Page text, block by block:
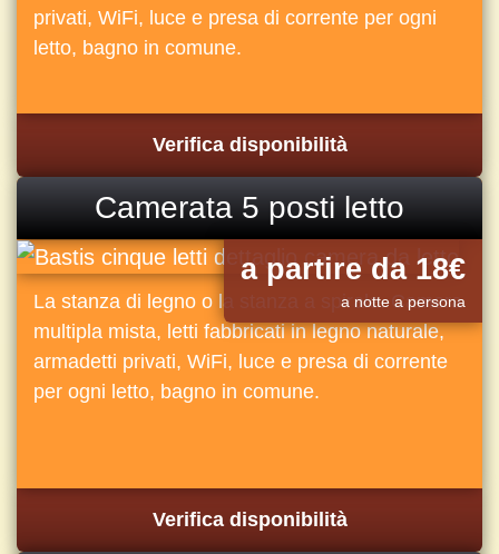
privati, WiFi, luce e presa di corrente per ogni
letto, bagno in comune.
Verifica disponibilità
Camerata 5 posti letto
a partire da 18€
a notte a persona
La stanza di legno o la stanza a spirale. Camera
multipla mista, letti fabbricati in legno naturale,
armadetti privati, WiFi, luce e presa di corrente
per ogni letto, bagno in comune.
Verifica disponibilità